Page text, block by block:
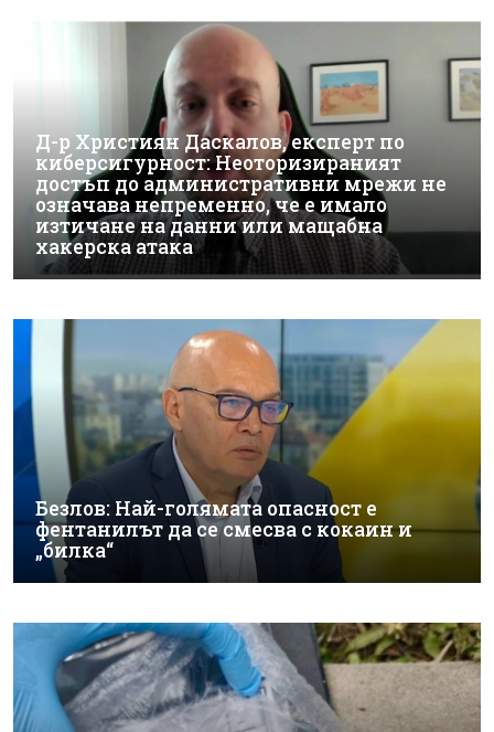
Д-р Християн Даскалов, експерт по
киберсигурност: Неоторизираният
достъп до административни мрежи не
означава непременно, че е имало
изтичане на данни или мащабна
хакерска атака
Безлов: Най-голямата опасност е
фентанилът да се смесва с кокаин и
„билка“